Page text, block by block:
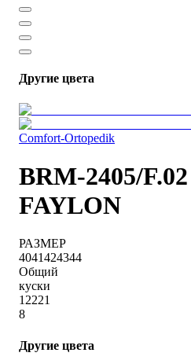
Другие цвета
Comfort-Ortopedik
BRM-2405/
FAYLON
РАЗМЕР
4041424344
Общий
куски
12221
8
Другие цвета